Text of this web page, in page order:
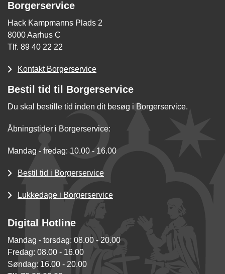
Borgerservice
Hack Kampmanns Plads 2
8000 Aarhus C
Tlf. 89 40 22 22
Kontakt Borgerservice
Bestil tid til Borgerservice
Du skal bestille tid inden dit besøg i Borgerservice.
Åbningstider i Borgerservice:
Mandag - fredag: 10.00 - 16.00
Bestil tid i Borgerservice
Lukkedage i Borgerservice
Digital Hotline
Mandag - torsdag: 08.00 - 20.00
Fredag: 08.00 - 16.00
Søndag: 16.00 - 20.00